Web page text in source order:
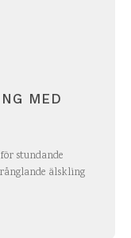
MED
stundande
älskling